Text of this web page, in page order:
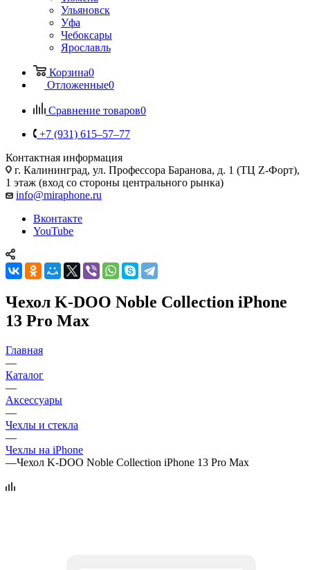
Ульяновск
Уфа
Чебоксары
Ярославль
Корзина0
Отложенные0
Сравнение товаров0
+7 (931) 615‒57‒77
Контактная информация
г. Калининград, ул. Профессора Баранова, д. 1 (ТЦ Z-Форт),
1 этаж (вход со стороны центрального рынка)
info@miraphone.ru
Вконтакте
YouTube
Чехол K-DOO Noble Collection iPhone
13 Pro Max
Главная
—
Каталог
—
Аксессуары
—
Чехлы и стекла
—
Чехлы на iPhone
—Чехол K-DOO Noble Collection iPhone 13 Pro Max